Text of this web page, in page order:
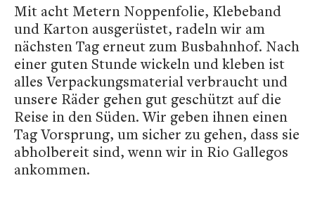
Mit acht Metern Noppenfolie, Klebeband
und Karton ausgerüstet, radeln wir am
nächsten Tag erneut zum Busbahnhof. Nach
einer guten Stunde wickeln und kleben ist
alles Verpackungsmaterial verbraucht und
unsere Räder gehen gut geschützt auf die
Reise in den Süden. Wir geben ihnen einen
Tag Vorsprung, um sicher zu gehen, dass sie
abholbereit sind, wenn wir in Rio Gallegos
ankommen.